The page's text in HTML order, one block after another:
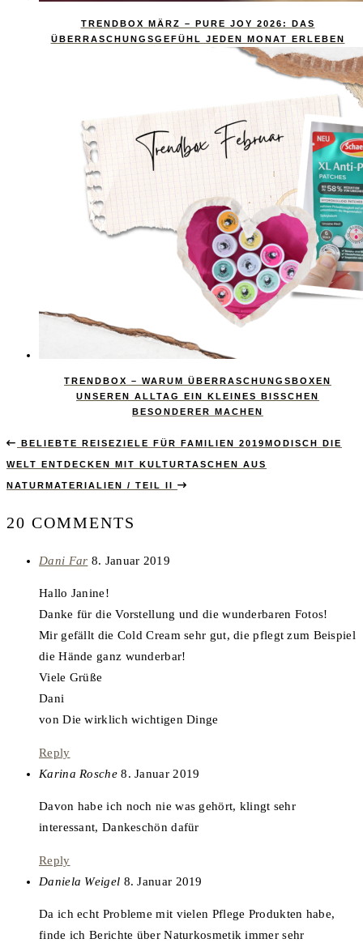
TRENDBOX MÄRZ – PURE JOY 2026: DAS
ÜBERRASCHUNGSGEFÜHL JEDEN MONAT ERLEBEN
TRENDBOX – WARUM ÜBERRASCHUNGSBOXEN
UNSEREN ALLTAG EIN KLEINES BISSCHEN
BESONDERER MACHEN
BELIEBTE REISEZIELE FÜR FAMILIEN 2019MODISCH DIE
WELT ENTDECKEN MIT KULTURTASCHEN AUS
NATURMATERIALIEN / TEIL II
20 COMMENTS
Dani Farsays:
8. Januar 2019
Hallo Janine!
Danke für die Vorstellung und die wunderbaren Fotos!
Mir gefällt die Cold Cream sehr gut, die pflegt zum Beispiel
die Hände ganz wunderbar!
Viele Grüße
Dani
von Die wirklich wichtigen Dinge
Reply
Karina Roschesays:
8. Januar 2019
Davon habe ich noch nie was gehört, klingt sehr
interessant, Dankeschön dafür
Reply
Daniela Weigelsays:
8. Januar 2019
Da ich echt Probleme mit vielen Pflege Produkten habe,
finde ich Berichte über Naturkosmetik immer sehr